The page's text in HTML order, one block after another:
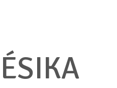
ÉSIKA